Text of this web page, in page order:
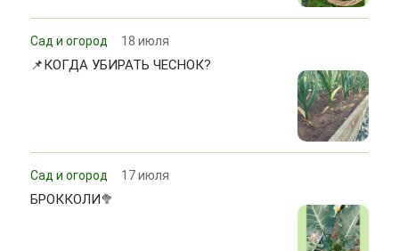
Сад и огород 18 июля
📌КОГДА УБИРАТЬ ЧЕСНОК?
Сад и огород 17 июля
БРОККОЛИ🥦